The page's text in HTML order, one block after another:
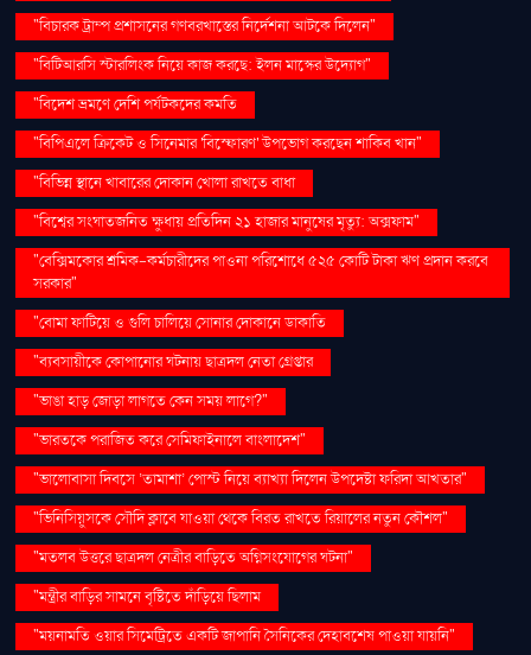
"বিচারক ট্রাম্প প্রশাসনের গণবরখাস্তের নির্দেশনা আটকে দিলেন"
"বিটিআরসি স্টারলিংক নিয়ে কাজ করছে: ইলন মাস্কের উদ্যোগ"
"বিদেশ ভ্রমণে দেশি পর্যটকদের কমতি
"বিপিএলে ক্রিকেট ও সিনেমার 'বিস্ফোরণ' উপভোগ করছেন শাকিব খান"
"বিভিন্ন স্থানে খাবারের দোকান খোলা রাখতে বাধা
"বিশ্বের সংঘাতজনিত ক্ষুধায় প্রতিদিন ২১ হাজার মানুষের মৃত্যু: অক্সফাম"
"বেক্সিমকোর শ্রমিক-কর্মচারীদের পাওনা পরিশোধে ৫২৫ কোটি টাকা ঋণ প্রদান করবে
সরকার"
"বোমা ফাটিয়ে ও গুলি চালিয়ে সোনার দোকানে ডাকাতি
"ব্যবসায়ীকে কোপানোর ঘটনায় ছাত্রদল নেতা গ্রেপ্তার
"ভাঙা হাড় জোড়া লাগতে কেন সময় লাগে?"
"ভারতকে পরাজিত করে সেমিফাইনালে বাংলাদেশ"
"ভালোবাসা দিবসে ‘তামাশা’ পোস্ট নিয়ে ব্যাখ্যা দিলেন উপদেষ্টা ফরিদা আখতার"
"ভিনিসিয়ুসকে সৌদি ক্লাবে যাওয়া থেকে বিরত রাখতে রিয়ালের নতুন কৌশল"
"মতলব উত্তরে ছাত্রদল নেত্রীর বাড়িতে অগ্নিসংযোগের ঘটনা"
"মন্ত্রীর বাড়ির সামনে বৃষ্টিতে দাঁড়িয়ে ছিলাম
"ময়নামতি ওয়ার সিমেট্রিতে একটি জাপানি সৈনিকের দেহাবশেষ পাওয়া যায়নি"